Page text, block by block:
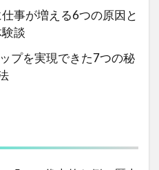
事が増える6つの原因と
談
プを実現できた7つの秘